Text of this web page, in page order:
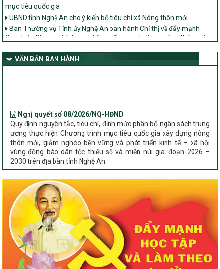
mục tiêu quốc gia
UBND tỉnh Nghệ An cho ý kiến bộ tiêu chí xã Nông thôn mới
Ban Thường vụ Tỉnh ủy Nghệ An ban hành Chỉ thị về đẩy mạnh
thực hiện Chương trình mục tiêu quốc gia xây dựng nông thôn mới,
giảm nghèo bền vững và phát triển kinh tế – xã hội vùng đồng bào
dân tộc thiểu số và miền núi giai đoạn 2026 – 2030 trên địa bàn tỉnh
Nghệ An
VĂN BẢN BAN HÀNH
Quy định nguyên tắc, tiêu chí, định mức phân bổ ngân sách trung
ương thực hiện Chương trình mục tiêu quốc gia xây dựng nông
thôn mới, giảm nghèo bền vững và phát triển kinh tế – xã hội
vùng đồng bào dân tộc thiểu số và miền núi giai đoạn 2026 –
2030 trên địa bàn tỉnh Nghệ An
Chỉ Thị số 22-CT/TU
về đẩy mạnh thực hiện Chương trình mục tiêu quốc gia xây dựng
nông thôn mới, giảm nghèo bền vững và phát triển kinh tế – xã
hội vùng đồng bào dân tộc thiểu số và miền núi giai đoạn 2026 –
2030 trên địa bàn tỉnh Nghệ An
Quyết định số 2490/QĐ-UBND
Về việc thành lập Ban Chỉ đạo Chương trình mục tiều quốc gia xây
dựng nông thôn mới, giảm nghèo bền vững và phát triển kinh tế –
xã hội vùng đồng bào dân tộc thiểu số và miền núi giai đoạn 2026
-2030 tỉnh Nghệ An